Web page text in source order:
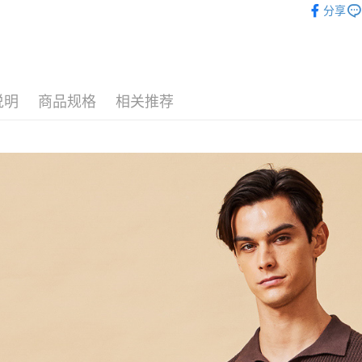
分享
明 商品规格 相关推荐